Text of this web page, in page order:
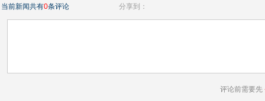
当前新闻共有0条评论 分享到：
评论前需要先